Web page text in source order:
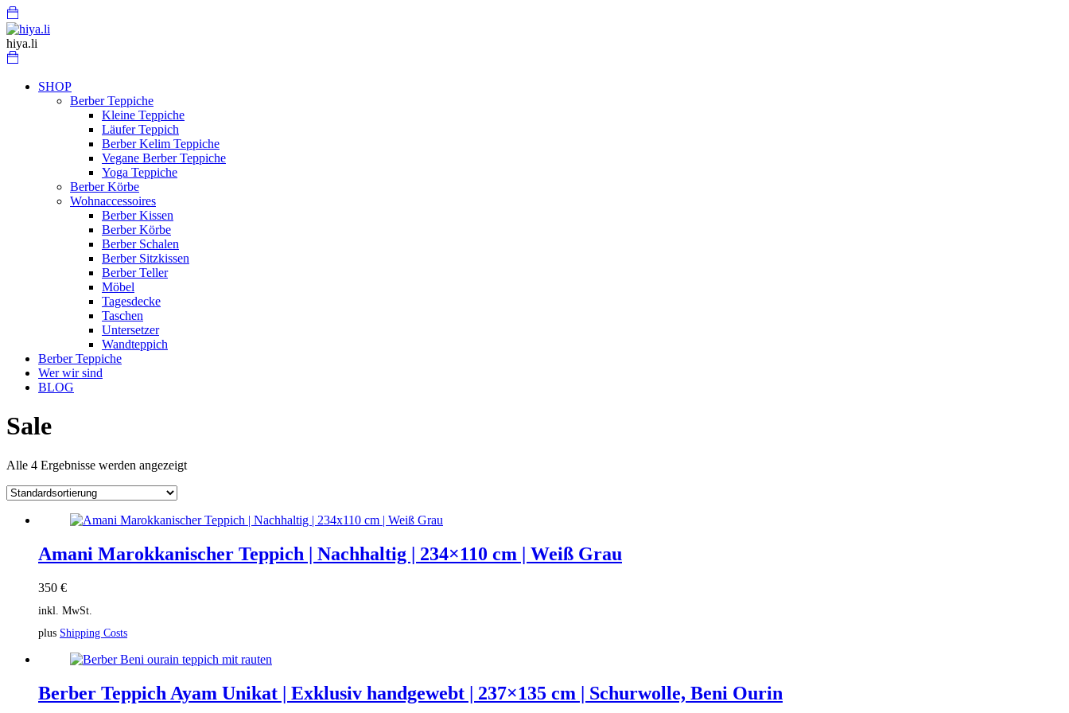
Skip
to
content
Menu
hiya.li
SHOP
Berber Teppiche
Kleine Teppiche
Läufer Teppich
Berber Kelim Teppiche
Vegane Berber Teppiche
Yoga Teppiche
Berber Körbe
Wohnaccessoires
Berber Kissen
Berber Körbe
Berber Schalen
Berber Sitzkissen
Berber Teller
Möbel
Tagesdecke
Taschen
Untersetzer
Wandteppich
Berber Teppiche
Wer wir sind
BLOG
Menu
Cart
Sale
Alle 4 Ergebnisse werden angezeigt
Amani Marokkanischer Teppich | Nachhaltig | 234×110 cm | Weiß Grau
350 €
inkl. MwSt.
plus Shipping Costs
Berber Teppich Ayam Unikat | Exklusiv handgewebt | 237×135 cm | Schurwolle, Beni Ourin